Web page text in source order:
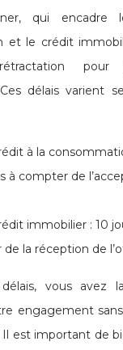
qui
et le crédit
pour
délais varient
à la
à compter de
immobilier : 10
la réception de
vous avez
engagement
Il est important de